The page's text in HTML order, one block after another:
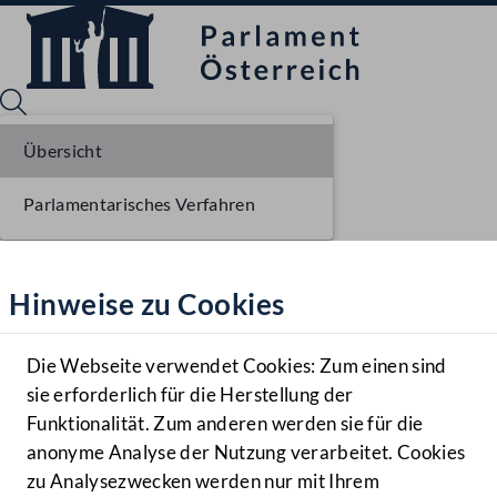
Hilfe
Benutzer
Navigationsmenü öffnen
MENÜ
Hinweise zu Cookies
Die Webseite verwendet Cookies: Zum einen sind
sie erforderlich für die Herstellung der
Funktionalität. Zum anderen werden sie für die
anonyme Analyse der Nutzung verarbeitet. Cookies
zu Analysezwecken werden nur mit Ihrem
Übersicht
Parlamentarisches Verfahren